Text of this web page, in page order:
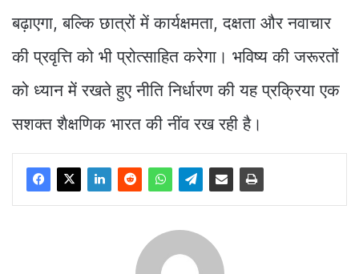
बढ़ाएगा, बल्कि छात्रों में कार्यक्षमता, दक्षता और नवाचार
की प्रवृत्ति को भी प्रोत्साहित करेगा। भविष्य की जरूरतों
को ध्यान में रखते हुए नीति निर्धारण की यह प्रक्रिया एक
सशक्त शैक्षणिक भारत की नींव रख रही है।